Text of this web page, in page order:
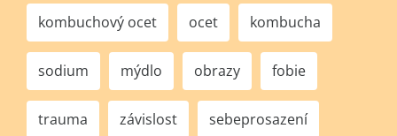
kombuchový ocet ocet kombucha
sodium mýdlo obrazy fobie
trauma závislost sebeprosazení